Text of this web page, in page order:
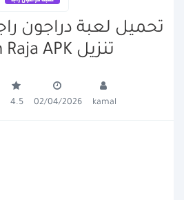
تحميل لعبة دراجون
تنزيل Dragon Raja APK
kamal
02/04/2026
4.5